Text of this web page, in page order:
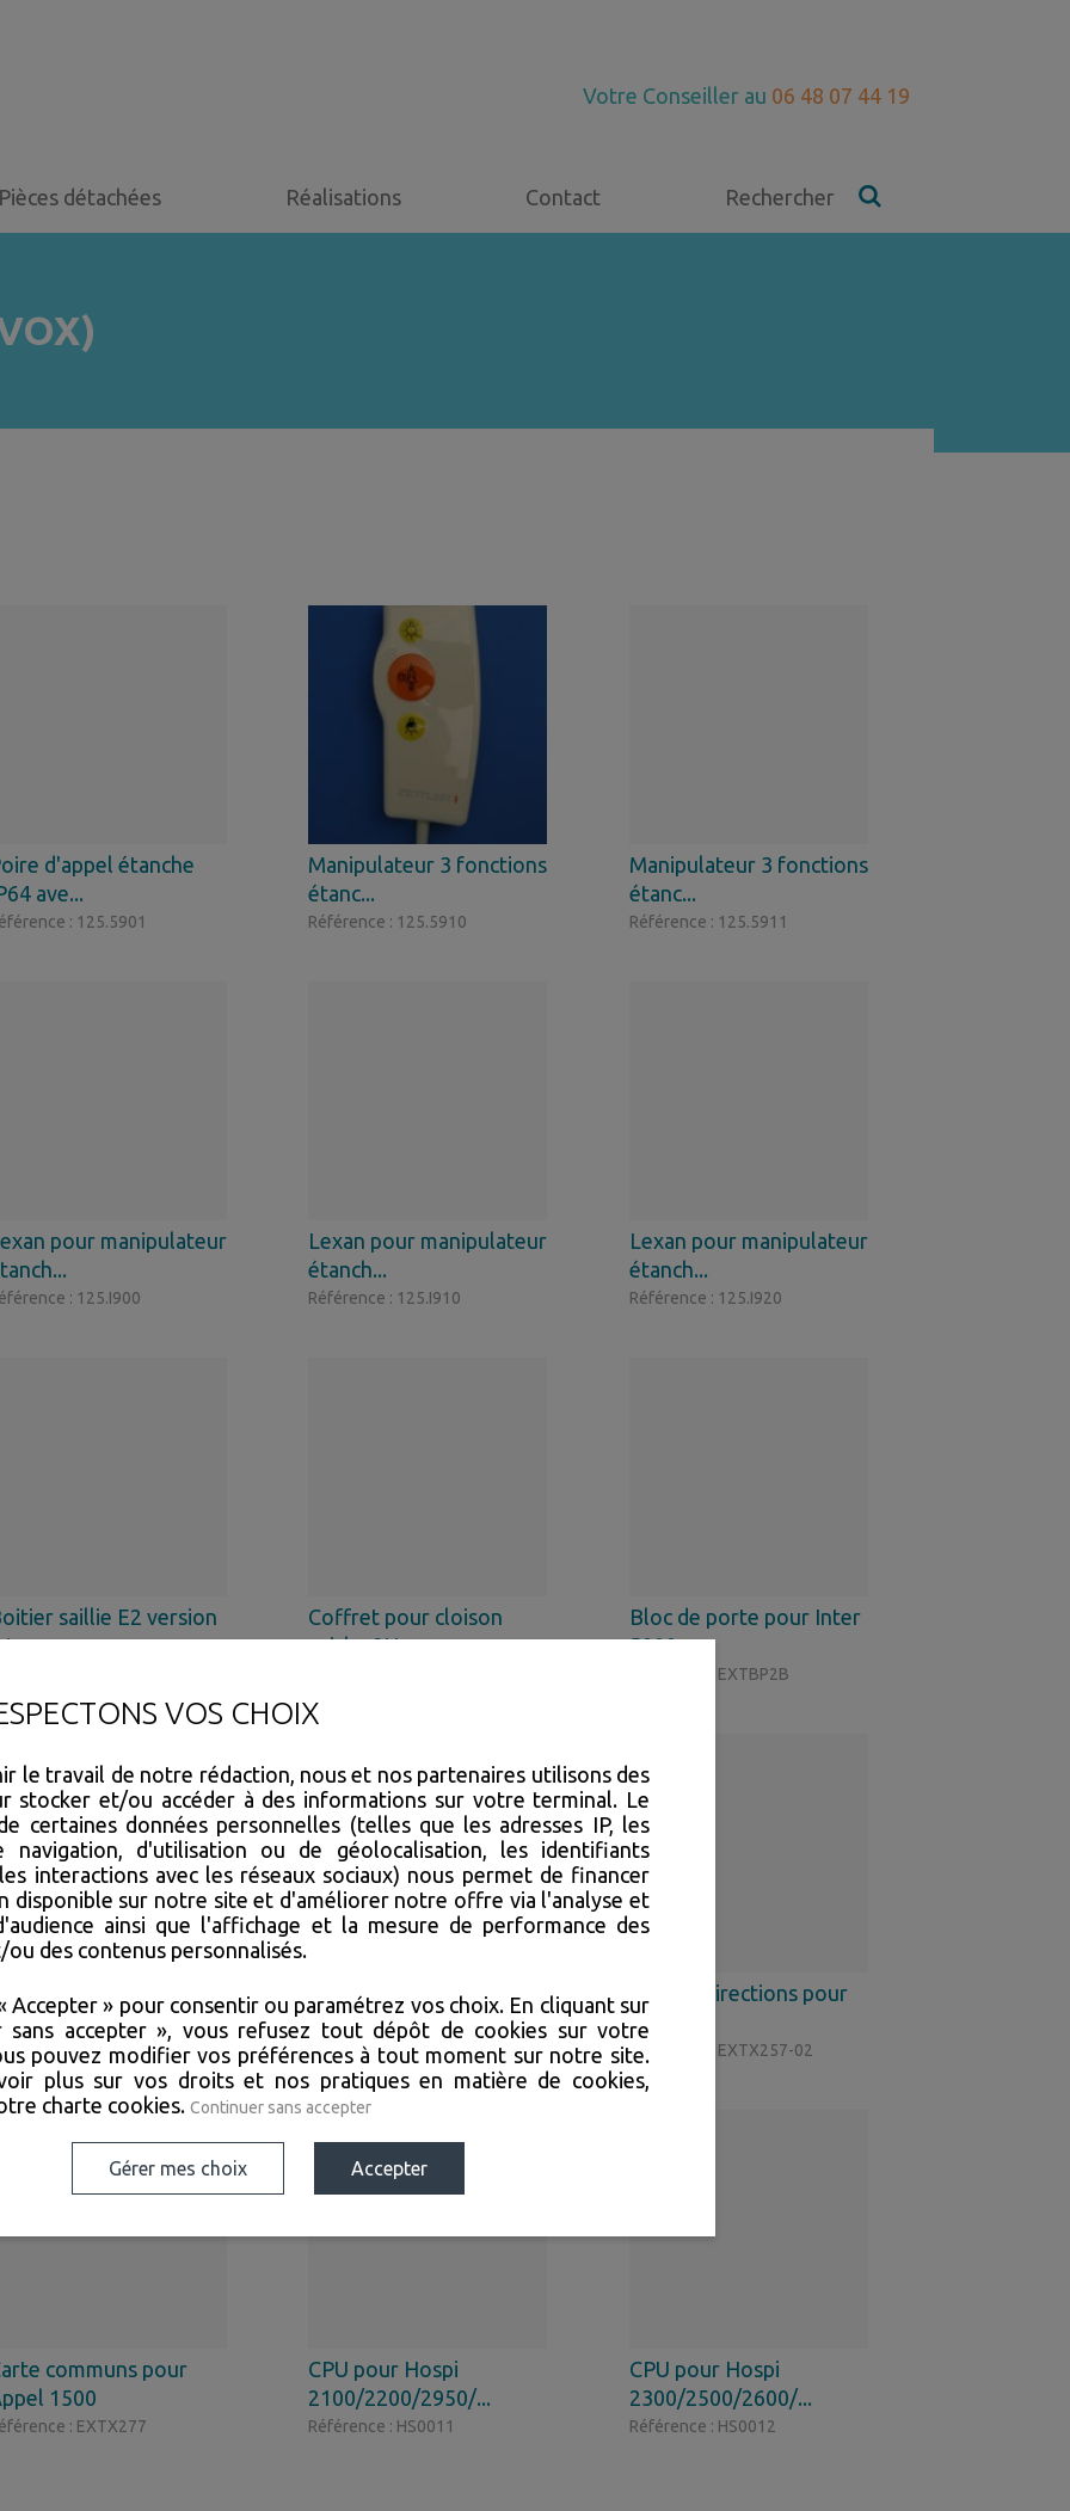
Votre Conseiller au 06 48 07 44 19
Pièces détachées Réalisations Contact Rechercher
d'appel étanche
ave...
: 125.5901
Manipulateur 3 fonctions
étanc...
Référence : 125.5910
Manipulateur 3 fonctions
étanc...
Référence : 125.5911
pour manipulateur
: 125.I900
Lexan pour manipulateur
étanch...
Référence : 125.I910
Lexan pour manipulateur
étanch...
Référence : 125.I920
saillie E2 version
Coffret pour cloison
seiche 2U
Bloc de porte pour Inter
5000
Référence : EXTBP2B
Carte 2 directions Inter
: EXTX114-02
Carte communs pour
Appel 1000
Référence : EXTX256
Carte 2 directions pour
Appel ...
Référence : EXTX257-02
communs pour
1500
: EXTX277
CPU pour Hospi
2100/2200/2950/...
Référence : HS0011
CPU pour Hospi
2300/2500/2600/...
Référence : HS0012
VOS CHOIX
le travail de notre rédaction, nous et nos partenaires utilisons des
stocker et/ou accéder à des informations sur votre terminal. Le
certaines données personnelles (telles que les adresses IP, les
navigation, d'utilisation ou de géolocalisation, les identifiants
interactions avec les réseaux sociaux) nous permet de financer
disponible sur notre site et d'améliorer notre offre via l'analyse et
ainsi que l'affichage et la mesure de performance des
des contenus personnalisés.
Accepter » pour consentir ou paramétrez vos choix. En cliquant sur
sans accepter », vous refusez tout dépôt de cookies sur votre
pouvez modifier vos préférences à tout moment sur notre site.
plus sur vos droits et nos pratiques en matière de cookies,
charte cookies. Continuer sans accepter
Gérer mes choix Accepter